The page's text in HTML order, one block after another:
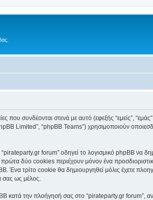
που συνδέονται στενά με αυτό (εφεξής “εμείς”,
Limited”, “phpBB Teams”) χρησιμοποιούν
forum” οδηγεί το λογισμικό phpBB να
δύο cookies περιέχουν μόνον ένα
τρίτο cookie θα δημιουργηθεί μόλις έχετε
σας ως μέλος.
κατά την πλοήγησή σας στο “pirateparty.gr forum”,